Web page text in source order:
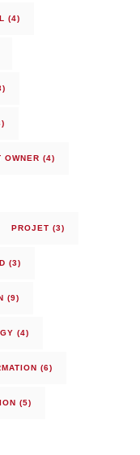
(4)
OWNER (4)
PROJET (3)
(3)
(9)
(4)
(6)
(5)